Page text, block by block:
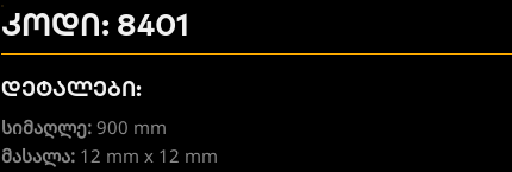
კოდი: 8401
დეტალები:
სიმაღლე:900 mm
მასალა:12 mm x 12 mm